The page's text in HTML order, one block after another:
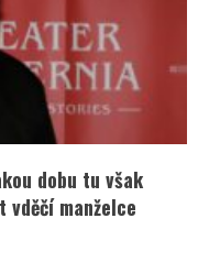
dobu tu však
vděčí manželce